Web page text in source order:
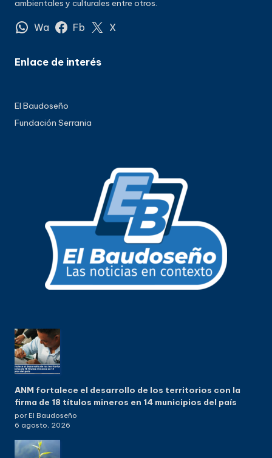
ambientales y culturales entre otros.
Wa Fb X
Enlace de interés
El Baudoseño
Fundación Serrania
ANM fortalece el desarrollo de los territorios con la
firma de 18 títulos mineros en 14 municipios del país
por El Baudoseño
6 agosto, 2026